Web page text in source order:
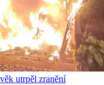
utrpěl zranění